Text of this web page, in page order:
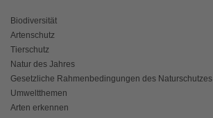
Biodiversität
Artenschutz
Tierschutz
Natur des Jahres
Gesetzliche Rahmenbedingungen des Naturschutzes
Umweltthemen
Arten erkennen